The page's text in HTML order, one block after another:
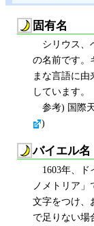
固有名
シリウス、
の名前です。
まな言語に
しています。
参考) 国際
)
バイエル名
1603年、
ノメトリア」
文字をつけ、
で足りない場